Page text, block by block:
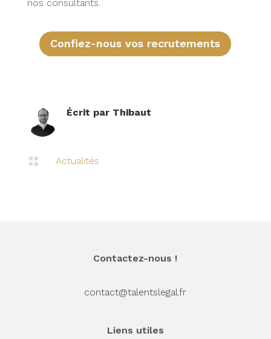
nos consultants.
Confiez-nous vos recrutements
Écrit par Thibaut
 Actualités
Contactez-nous !
contact@talentslegal.fr
Liens utiles